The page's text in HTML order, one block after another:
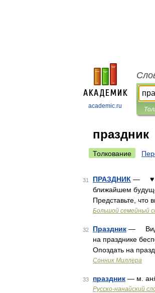
academic.ru
праздник
Толкование
31 ПРАЗДНИК — ♥
ближайшем
Представьте, что
Большой семейный
32 Праздник —
на празднике
Опоздать на
Сонник Миллера
33 праздник — м.
Русско-нанайский